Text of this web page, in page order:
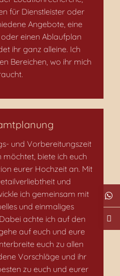
für Dienstleister oder
Angebote, eine
einen Ablaufplan
ihr ganz alleine. Ich
Bereichen, wo ihr mich
und Vorbereitungszeit
biete ich euch
eurer Hochzeit an. Mit
und
ich gemeinsam mit
und einmaliges
achte ich auf den
auf euch und eure
euch zu allen
Vorschläge und ihr
zu euch und eurer